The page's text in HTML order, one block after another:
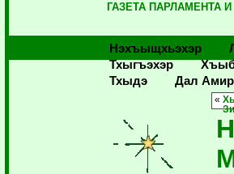
ГАЗЕТА ПАРЛАМЕНТА
Нэхъыщхьэхэр
Тхыгъэхэр
Тхыдэ
Дал Амир
«